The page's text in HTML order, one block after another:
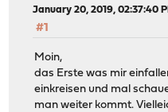
January 20, 2019, 02:37:40
#1
Moin,
das Erste was mir
einkreisen und mal
man weiter kommt.